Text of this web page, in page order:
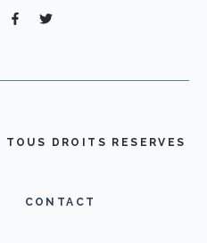
DROITS RESERVES
CONTACT